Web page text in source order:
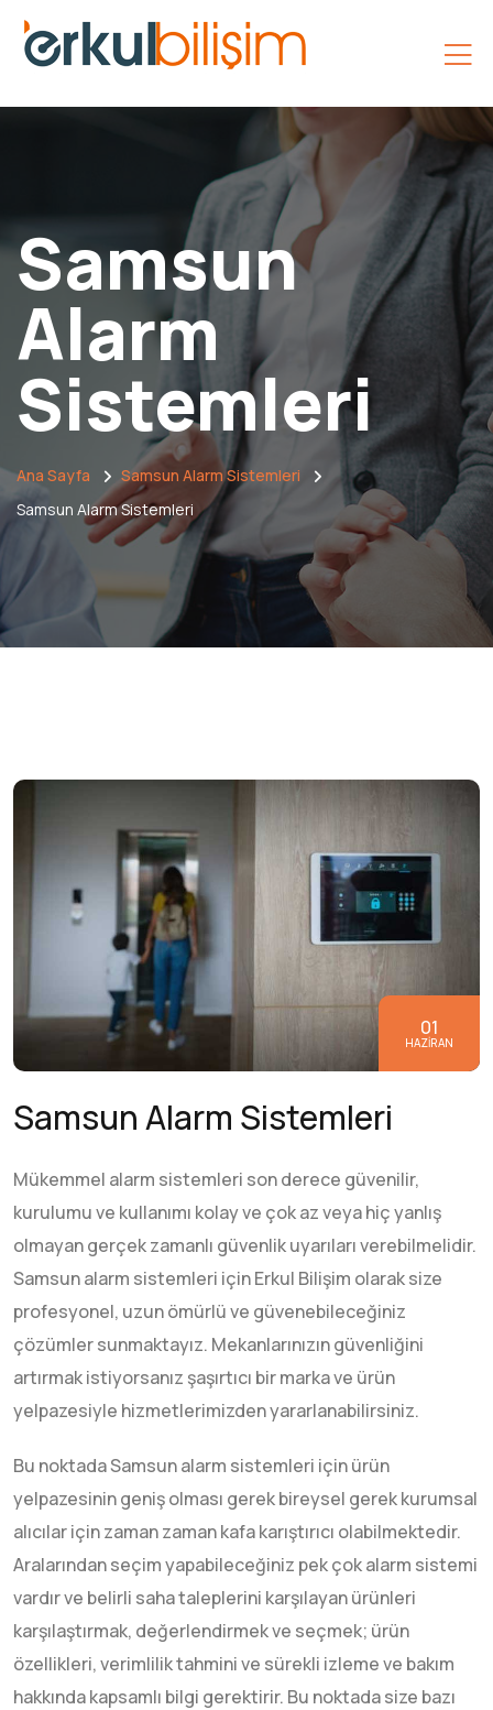
Samsun
Alarm
Sistemleri
Ana Sayfa
Samsun Alarm Sistemleri
Samsun Alarm Sistemleri
01
HAZIRAN
Samsun Alarm Sistemleri
Mükemmel alarm sistemleri son derece güvenilir,
kurulumu ve kullanımı kolay ve çok az veya hiç yanlış
olmayan gerçek zamanlı güvenlik uyarıları verebilmelidir.
Samsun alarm sistemleri için Erkul Bilişim olarak size
profesyonel, uzun ömürlü ve güvenebileceğiniz
çözümler sunmaktayız. Mekanlarınızın güvenliğini
artırmak istiyorsanız şaşırtıcı bir marka ve ürün
yelpazesiyle hizmetlerimizden yararlanabilirsiniz.
Bu noktada Samsun alarm sistemleri için ürün
yelpazesinin geniş olması gerek bireysel gerek kurumsal
alıcılar için zaman zaman kafa karıştırıcı olabilmektedir.
Aralarından seçim yapabileceğiniz pek çok alarm sistemi
vardır ve belirli saha taleplerini karşılayan ürünleri
karşılaştırmak, değerlendirmek ve seçmek; ürün
özellikleri, verimlilik tahmini ve sürekli izleme ve bakım
hakkında kapsamlı bilgi gerektirir. Bu noktada size bazı